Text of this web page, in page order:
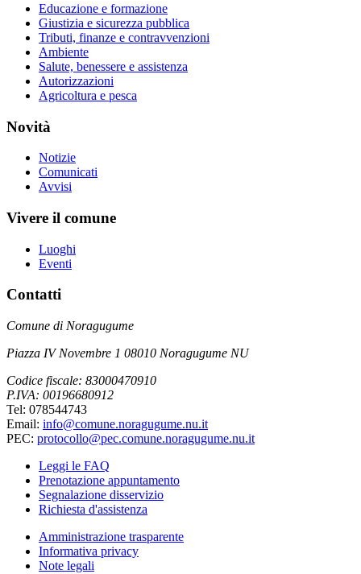
Educazione e formazione
Giustizia e sicurezza pubblica
Tributi, finanze e contravvenzioni
Ambiente
Salute, benessere e assistenza
Autorizzazioni
Agricoltura e pesca
Novità
Notizie
Comunicati
Avvisi
Vivere il comune
Luoghi
Eventi
Contatti
Comune di Noragugume
Piazza IV Novembre 1 08010 Noragugume NU
Codice fiscale: 83000470910
P.IVA: 00196680912
Tel: 078544743
Email: info@comune.noragugume.nu.it
PEC: protocollo@pec.comune.noragugume.nu.it
Leggi le FAQ
Prenotazione appuntamento
Segnalazione disservizio
Richiesta d'assistenza
Amministrazione trasparente
Informativa privacy
Note legali